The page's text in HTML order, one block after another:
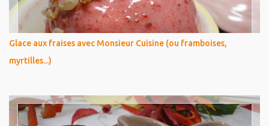
Glace aux fraises avec Monsieur Cuisine (ou framboises,
myrtilles...)